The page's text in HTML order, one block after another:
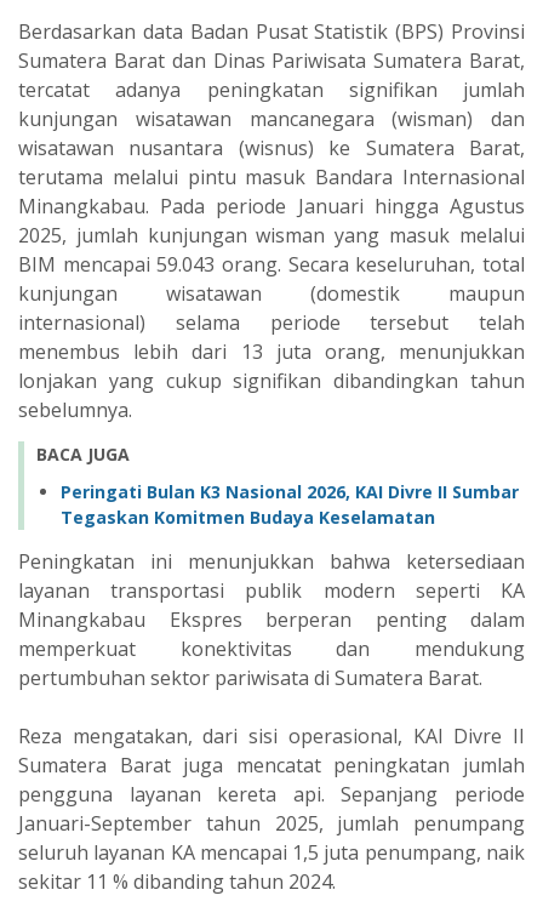
Berdasarkan data Badan Pusat Statistik (BPS) Provinsi
Sumatera Barat dan Dinas Pariwisata Sumatera Barat,
tercatat adanya peningkatan signifikan jumlah
kunjungan wisatawan mancanegara (wisman) dan
wisatawan nusantara (wisnus) ke Sumatera Barat,
terutama melalui pintu masuk Bandara Internasional
Minangkabau. Pada periode Januari hingga Agustus
2025, jumlah kunjungan wisman yang masuk melalui
BIM mencapai 59.043 orang. Secara keseluruhan, total
kunjungan wisatawan (domestik maupun
internasional) selama periode tersebut telah
menembus lebih dari 13 juta orang, menunjukkan
lonjakan yang cukup signifikan dibandingkan tahun
sebelumnya.
BACA JUGA
Peringati Bulan K3 Nasional 2026, KAI Divre II Sumbar
Tegaskan Komitmen Budaya Keselamatan
Peningkatan ini menunjukkan bahwa ketersediaan
layanan transportasi publik modern seperti KA
Minangkabau Ekspres berperan penting dalam
memperkuat konektivitas dan mendukung
pertumbuhan sektor pariwisata di Sumatera Barat.
Reza mengatakan, dari sisi operasional, KAI Divre II
Sumatera Barat juga mencatat peningkatan jumlah
pengguna layanan kereta api. Sepanjang periode
Januari-September tahun 2025, jumlah penumpang
seluruh layanan KA mencapai 1,5 juta penumpang, naik
sekitar 11 % dibanding tahun 2024.